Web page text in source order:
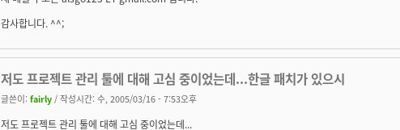
감사합니다. ^^;
저도 프로젝트 관리 툴에 대해 고심 중이었는데...한글 패치가 있으시
글쓴이: fairly / 작성시간: 수, 2005/03/16 - 7:53오후
저도 프로젝트 관리 툴에 대해 고심 중이었는데...